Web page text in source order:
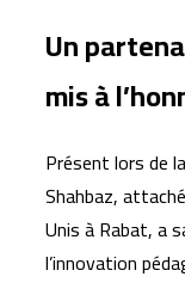
Un
mis à
Présent lors de
Shahbaz,
Unis à Rabat, a
l’innovation